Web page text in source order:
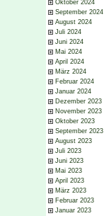
Oktober 2024
September 2024
August 2024
Juli 2024
Juni 2024
Mai 2024
April 2024
März 2024
Februar 2024
Januar 2024
Dezember 2023
November 2023
Oktober 2023
September 2023
August 2023
Juli 2023
Juni 2023
Mai 2023
April 2023
März 2023
Februar 2023
Januar 2023